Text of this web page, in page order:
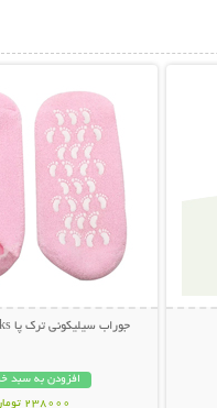
جوراب سیلیکونی ترک پا Spa Gel Socks
افزودن به سبد
238000 تومان